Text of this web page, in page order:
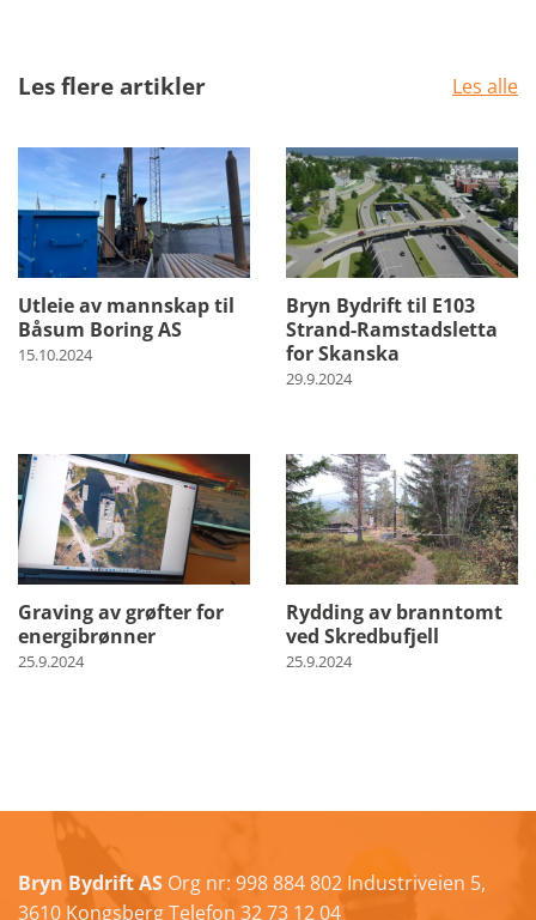
Les flere artikler Les alle
Utleie av mannskap til
Båsum Boring AS
15.10.2024
Bryn Bydrift til E103
Strand-Ramstadsletta
for Skanska
29.9.2024
Graving av grøfter for
energibrønner
25.9.2024
Rydding av branntomt
ved Skredbufjell
25.9.2024
Bryn Bydrift AS Org nr: 998 884 802 Industriveien 5,
3610 Kongsberg Telefon 32 73 12 04